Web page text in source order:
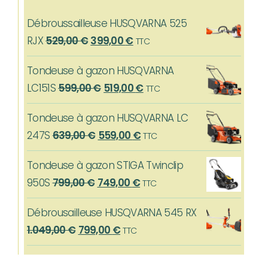
Débroussailleuse HUSQVARNA 525
RJX529,00€ Le
prix
initial
était :
399,00€Le
prix
actuel
est :
TTC
Tondeuse à gazon HUSQVARNA
LC151S599,00€ Le
prix
initial
était :
519,00€Le
prix
actuel
est :
TTC
Tondeuse à gazon HUSQVARNA LC
247S639,00€ Le
prix
initial
était :
559,00 €Le
prix
actuel
est :
TTC
Tondeuse à gazon STIGA Twinclip
950S799,00€ Le
prix
initial
était :
799,00 €.
749,00 €Le
prix
actuel
749,00 €.
TTC
Débrousailleuse HUSQVARNA 545 RX
1.049,00€ Le
prix
799,00 €Le
prix
TTC